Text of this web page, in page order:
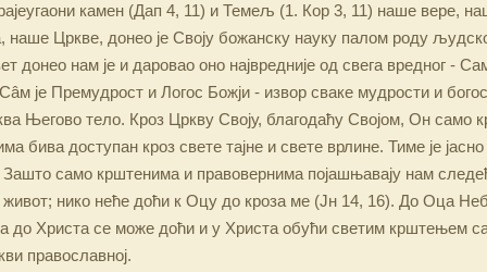
камен (Дап 4, 11) и Темељ (1. Кор 3, 11) наше вере,
наше Цркве, донео је Своју божанску науку палом роду
донео нам је и даровао оно највредније од свега вредног -
је Премудрост и Логос Божји - извор сваке мудрости и
Његово тело. Кроз Цркву Своју, благодаћу Својом, Он само
бива доступан кроз свете тајне и свете врлине. Тиме је
Зашто само крштенима и правовернима појашњавају нам
живот; нико неће доћи к Оцу до кроза ме (Јн 14, 16). До Оца
до Христа се може доћи и у Христа обући светим крштењем
православној.